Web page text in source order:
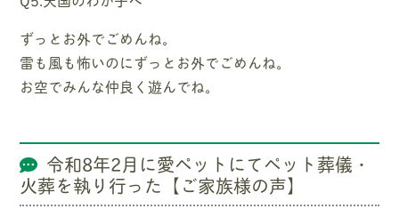
ずっとお外でごめんね。
雷も風も怖いのにずっとお外でごめんね。
お空でみんな仲良く遊んでね。
令和8年2月に愛ペットにてペット葬儀・
火葬を執り行った【ご家族様の声】